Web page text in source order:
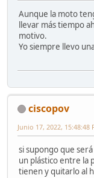
Aunque la moto
llevar más tiempo
motivo.
Yo siempre llevo
ciscopov
Junio 17, 2022, 15:48:48
si supongo que
un plástico entre la
tienen y quitarlo al